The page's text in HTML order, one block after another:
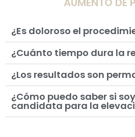
¿Es doloroso el
¿Cuánto tiempo dura la
¿Los resultados son
¿Cómo puedo saber si
candidata para la